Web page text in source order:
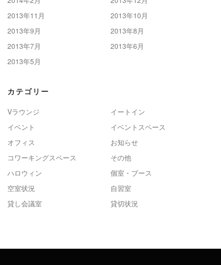
2013年11月
2013年10月
2013年9月
2013年8月
2013年7月
2013年6月
2013年5月
カテゴリー
Vラウンジ
イートイン
イベント
イベントスペース
オフィス
お知らせ
コワーキングスペース
その他
ハロウィン
個室・ブース
空室状況
自習室
貸し会議室
貸切状況